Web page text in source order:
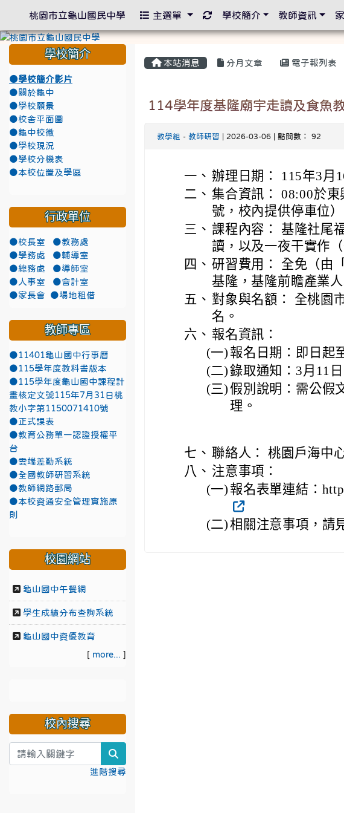
本站消息 分月文章 電子報列表
114學年度基隆廟宇走讀及食魚
教學組 - 教師研習 | 2026-03-06 | 點閱數： 92
一、 辦理日期： 115年3月
二、 集合資訊： 08:00於
號，校內提供停車位）
三、 課程內容： 基隆社尾
讀，以及一夜干實作
四、 研習費用： 全免（由
基隆，基隆前瞻產業
五、 對象與名額： 全桃園
名。
六、 報名資訊：
(一) 報名日期：即日起
(二)錄取通知：3月11
(三)假別說明：需公假
理。
七、 聯絡人： 桃園戶海中
八、 注意事項：
(一) 報名表單連結：
(二)相關注意事項，請
學校簡介
●學校簡介影片
●關於龜中
●學校願景
●校舍平面圖
●龜中校徽
●學校現況
●學校分機表
●本校位置及學區
行政單位
●校長室
●教務處
●學務處
●輔導室
●總務處
●導師室
●人事室
●會計室
●家長會
●場地租借
教師專區
●11401龜山國中行事曆
●115學年度教科書版本
●115學年度龜山國中課程計
畫核定文號115年7月31日桃
教小字第1150071410號
●正式課表
●教育公務單一認證授權平
台
●雲端差勤系統
●全國教師研習系統
●教師網路郵局
●本校資通安全管理實施原
則
校園網站
龜山國中午餐網
學生成績分布查詢系統
龜山國中資優教育
[ more... ]
校內搜尋
進階搜尋
桃園市立龜山國民中學 主選單 重新取得佈景設定
學校簡介 教師資訊